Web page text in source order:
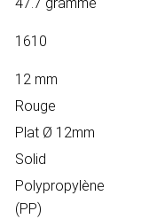
1610
12 mm
Rouge
Plat Ø 12mm
Solid
Polypropylène
(PP)